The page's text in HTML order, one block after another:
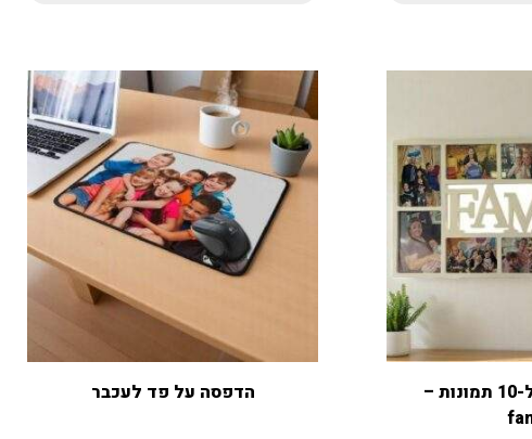
מסגרת LOVE ל-10 תמונות –
הדפסה על פד לעכבר